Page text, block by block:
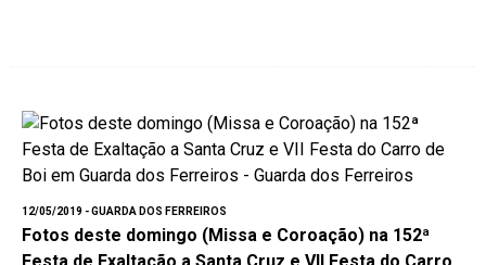
12/05/2019 - GUARDA DOS FERREIROS
Fotos deste domingo (Missa e Coroação) na 152ª